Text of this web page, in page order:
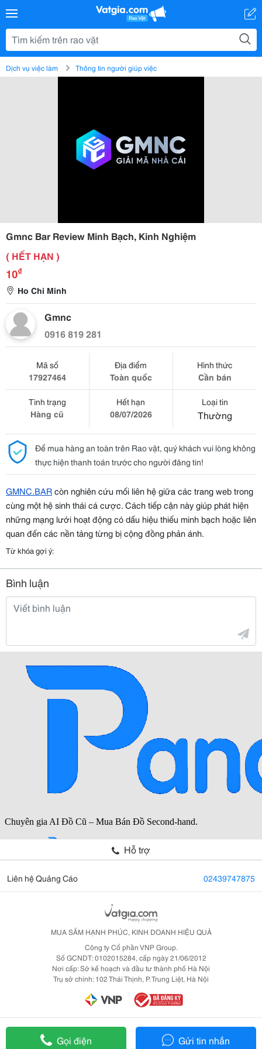
Dịch vụ việc làm Thông tin người giúp việc
Gmnc Bar Review Minh Bạch, Kinh Nghiệm
( HẾT HẠN )
10₫
Ho Chi Minh
Gmnc
0916 819 281
Mã số
17927464
Địa điểm
Toàn quốc
Hình thức
Cần bán
Tình trạng
Hàng cũ
Hết hạn
08/07/2026
Loại tin
Thường
Để mua hàng an toàn trên Rao vặt, quý khách vui lòng không
thực hiện thanh toán trước cho người đăng tin!
GMNC.BAR còn nghiên cứu mối liên hệ giữa các trang web trong
cùng một hệ sinh thái cá cược. Cách tiếp cận này giúp phát hiện
những mạng lưới hoạt động có dấu hiệu thiếu minh bạch hoặc liên
quan đến các nền tảng từng bị cộng đồng phản ánh.
Từ khóa gợi ý:
Bình luận
Gọi điện Gửi tin nhắn
Hỗ trợ
Liên hệ Quảng Cáo 02439747875
MUA SẮM HẠNH PHÚC, KINH DOANH HIỆU QUẢ
Công ty Cổ phần VNP Group.
Số GCNDT: 0102015284, cấp ngày 21/06/2012
Nơi cấp: Sở kế hoạch và đầu tư thành phố Hà Nội
Trụ sở chính: 102 Thái Thịnh, P. Trung Liệt, Hà Nội